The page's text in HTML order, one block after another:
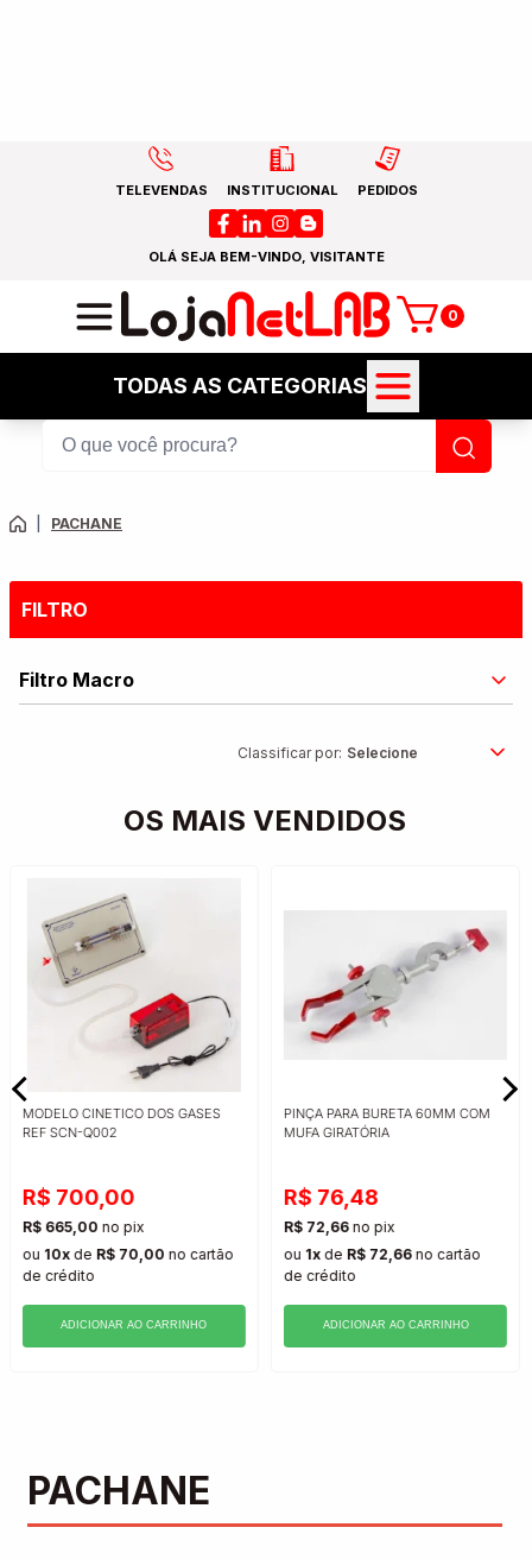
TELEVENDAS INSTITUCIONAL PEDIDOS
OLÁ SEJA BEM-VINDO, VISITANTE
0
TODAS AS CATEGORIAS
PACHANE
FILTRO
Filtro Macro
Classificar por:
OS MAIS VENDIDOS
MODELO CINETICO DOS GASES
REF SCN-Q002
R$ 700,00
R$ 665,00 no pix
ou 10xde R$ 70,00 no cartão
de crédito
ADICIONAR AO CARRINHO
PINÇA PARA BURETA 60MM COM
MUFA GIRATÓRIA
R$ 76,48
R$ 72,66 no pix
ou 1x de R$ 72,66 no cartão
de crédito
ADICIONAR AO CARRINHO
PACHANE